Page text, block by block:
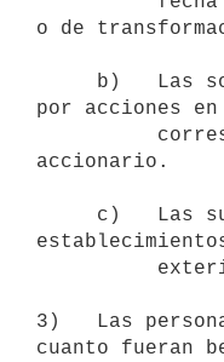
o de
por acciones
accionario.
3)   Las
cuanto fueran